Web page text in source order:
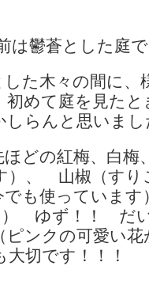
は鬱蒼とした庭
た木々の間に、
めて庭を見たと
しらんと思いま
どの紅梅、白
）、 山椒（すり
でも使ってい
ゆず！！ だ
ピンクの可愛い
切です！！！